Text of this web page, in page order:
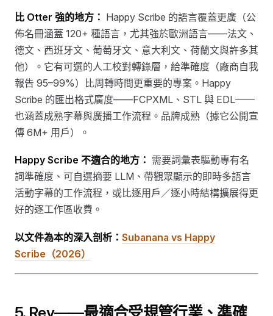
比 Otter 強的地方： Happy Scribe 的語言覆蓋更廣（公
佈名冊涵蓋 120+ 種語言，尤其強於歐洲語言——法文、
德文、西班牙文、葡萄牙文、意大利文、荷蘭文與許多其
他）。它有可選的人工校對轉錄層，給準確度（廠商自我
報告 95–99%）比周轉時間更重要的專案。Happy
Scribe 的匯出格式廣度——FCPXML、STL 與 EDL——
也涵蓋成熟字幕與廣播工作流程。品牌成熟（據它公開宣
傳 6M+ 用戶）。
Happy Scribe 不適合的地方： 需要詞彙表驅動專有名
詞準確度、可自選摘要 LLM、帶觀眾顯示的即時多語言
活動字幕的工作流程，或比逐用戶／逐小時結構擴展得更
好的逐工作區收費。
以文件為本的深入剖析： Subanana vs Happy
Scribe（2026）